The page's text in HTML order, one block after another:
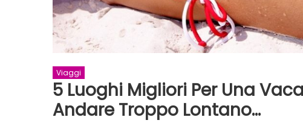
Viaggi
5 Luoghi Migliori Per Una
Andare Troppo Lontano…